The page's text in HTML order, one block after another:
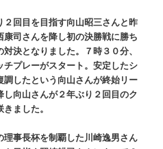
回目を目指す向山昭三さんと昨
司さんを降し初の決勝戦に勝ち
決となりました。７時３０分、
プレーがスタート。安定したシ
調したという向山さんが終始リー
し向山さんが２年ぶり２回目のク
ました。
事長杯を制覇した川崎逸男さん